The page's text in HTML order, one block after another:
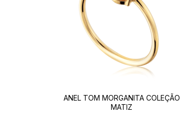
ANEL TOM MORGANITA COLEÇÃO
MATIZ